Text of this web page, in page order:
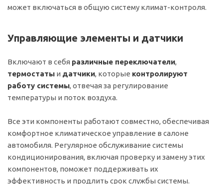
может включаться в общую систему климат-контроля.
Управляющие элементы и датчики
Включают в себя различные переключатели,
термостаты и датчики, которые контролируют
работу системы, отвечая за регулирование
температуры и поток воздуха.
Все эти компоненты работают совместно, обеспечивая
комфортное климатическое управление в салоне
автомобиля. Регулярное обслуживание системы
кондиционирования, включая проверку и замену этих
компонентов, поможет поддерживать их
эффективность и продлить срок службы системы.